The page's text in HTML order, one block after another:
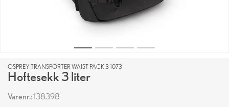
OSPREY TRANSPORTER WAIST PACK 3 1073
Hoftesekk 3 liter
Varenr.:138398